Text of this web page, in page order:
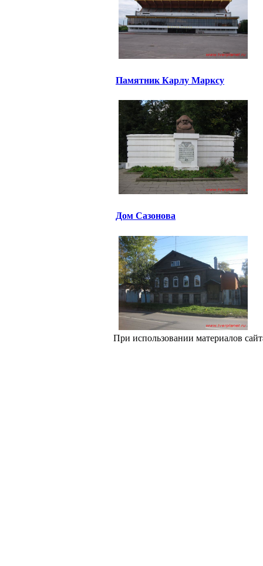
Памятник Карлу Марксу
Дом Сазонова
При использовании материалов